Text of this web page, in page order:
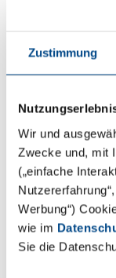
Zustimmung
Wir und
Zwecke und, mit
(„einfache
Werbung“)
wie im
Sie die